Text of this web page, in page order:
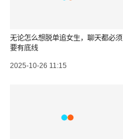
无论怎么想脱单追女生，聊天都必须
要有底线
2025-10-26 11:15